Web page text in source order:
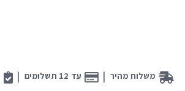
משלוח מהיר עד 12 תשלומים |